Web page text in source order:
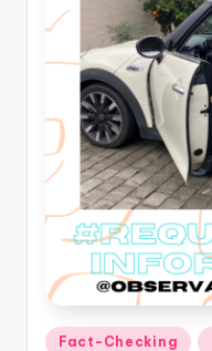
Publicado
Fact-Checking